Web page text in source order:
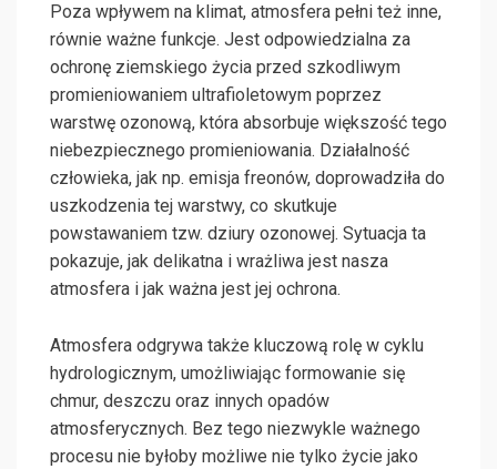
Poza wpływem na klimat, atmosfera pełni też inne,
równie ważne funkcje. Jest odpowiedzialna za
ochronę ziemskiego życia przed szkodliwym
promieniowaniem ultrafioletowym poprzez
warstwę ozonową, która absorbuje większość tego
niebezpiecznego promieniowania. Działalność
człowieka, jak np. emisja freonów, doprowadziła do
uszkodzenia tej warstwy, co skutkuje
powstawaniem tzw. dziury ozonowej. Sytuacja ta
pokazuje, jak delikatna i wrażliwa jest nasza
atmosfera i jak ważna jest jej ochrona.
Atmosfera odgrywa także kluczową rolę w cyklu
hydrologicznym, umożliwiając formowanie się
chmur, deszczu oraz innych opadów
atmosferycznych. Bez tego niezwykle ważnego
procesu nie byłoby możliwe nie tylko życie jako